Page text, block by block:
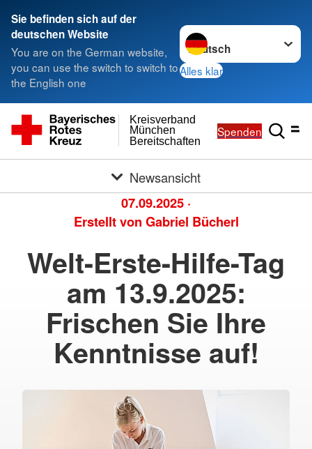
Sie befinden sich auf der
deutschen Website
You are on the German website,
you can use the switch to switch to
the English one
Sprache wechseln zu
Alles klar
Bereitschaften
München
Kreisverband
Spenden
Newsansicht
07.09.2025 ·
Erstellt von Gabriel Bücherl
Welt-Erste-Hilfe-Tag
am 13.9.2025:
Frischen Sie Ihre
Kenntnisse auf!